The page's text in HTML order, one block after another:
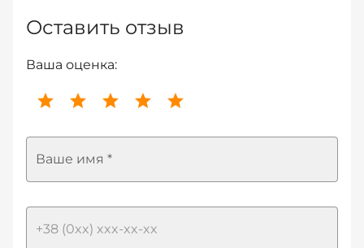
Оставить отзыв
Ваша оценка:
Ваше имя *